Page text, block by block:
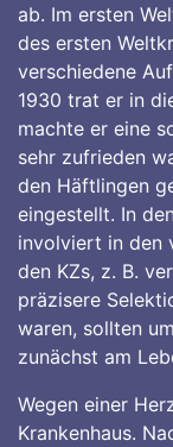
ab. Im ersten
des ersten
verschiedene
1930 trat er in
machte er eine
sehr zufrieden
den Häftlingen
eingestellt. In
involviert in den
den KZs, z. B.
präzisere
waren, sollten
zunächst am
Wegen einer
Krankenhaus.